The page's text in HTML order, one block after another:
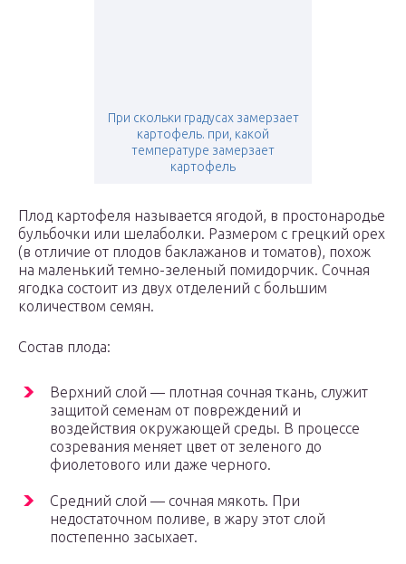
При скольки градусах замерзает
картофель. при, какой
температуре замерзает
картофель
Плод картофеля называется ягодой, в простонародье
бульбочки или шелаболки. Размером с грецкий орех
(в отличие от плодов баклажанов и томатов), похож
на маленький темно-зеленый помидорчик. Сочная
ягодка состоит из двух отделений с большим
количеством семян.
Состав плода:
Верхний слой — плотная сочная ткань, служит
защитой семенам от повреждений и
воздействия окружающей среды. В процессе
созревания меняет цвет от зеленого до
фиолетового или даже черного.
Средний слой — сочная мякоть. При
недостаточном поливе, в жару этот слой
постепенно засыхает.